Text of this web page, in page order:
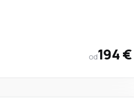
od194 €